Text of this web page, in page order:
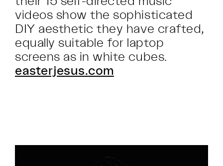
videos show the sophisticated
DIY aesthetic they have crafted,
equally suitable for laptop
screens as in white cubes.
easterjesus.com